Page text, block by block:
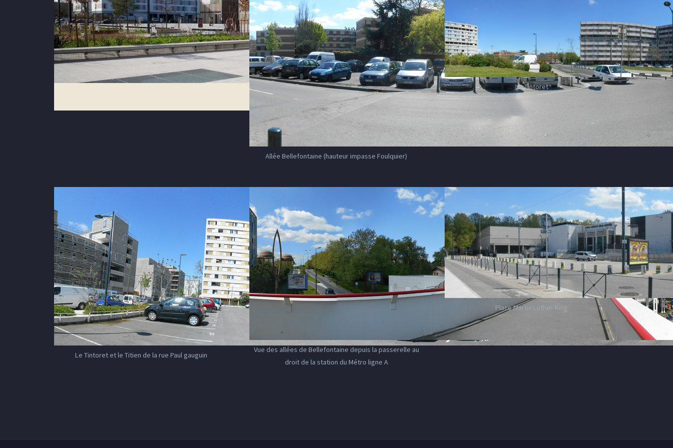
Allée Bellefontaine (hauteur impasse Foulquier)
Le Tintoret
Le Tintoret et le Titien de la rue Paul gauguin
Vue des allées de Bellefontaine depuis la passerelle au
droit de la station du Métro ligne A
Place Martin Luther-King